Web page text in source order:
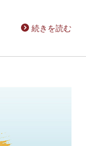
続きを読む